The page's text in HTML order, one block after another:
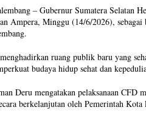
– Gubernur Sumatera Selatan
Ampera, Minggu (14/6/2026),
ruang publik baru yang
budaya hidup sehat dan
Deru mengatakan pelaksanaan CFD
berkelanjutan oleh Pemerintah